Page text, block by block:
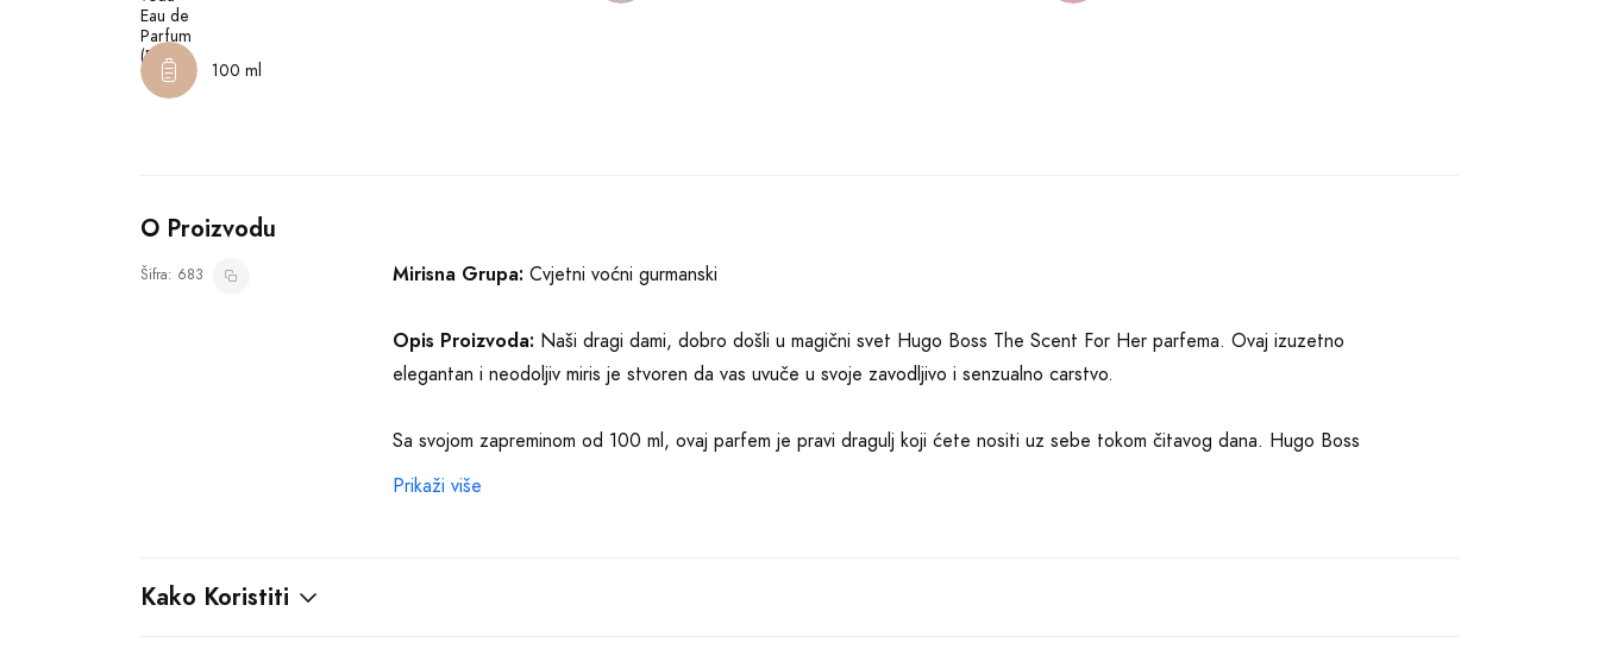
100 ml
O Proizvodu
Šifra: 683 Mirisna Grupa: Cvjetni voćni gurmanski
Opis Proizvoda: Naši dragi dami, dobro došli u magični svet Hugo Boss The Scent For Her parfema. Ovaj izuzetno
elegantan i neodoljiv miris je stvoren da vas uvuče u svoje zavodljivo i senzualno carstvo.
Sa svojom zapreminom od 100 ml, ovaj parfem je pravi dragulj koji ćete nositi uz sebe tokom čitavog dana. Hugo Boss
brend je poznat po svojoj beskompromisnoj kvaliteti i ova bočica je dokaz da je svaki detalj pažljivo osmišljen.
Prikaži više
Kako Koristiti